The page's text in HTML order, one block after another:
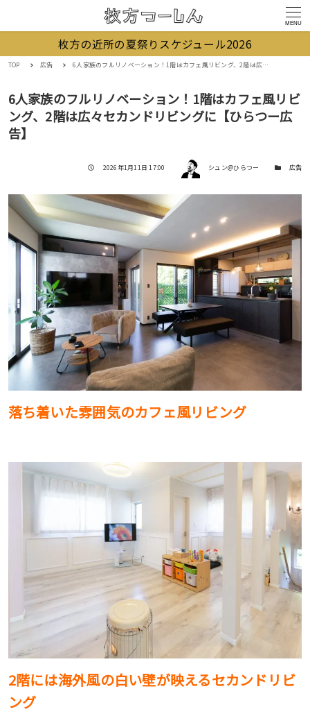
MENU
枚方の近所の夏祭りスケジュール2026
TOP 広告 6人家族のフルリノベーション！1階はカフェ風リビング、2階は広々セカンドリビングに【ひらつー広告】
6人家族のフルリノベーション！1階はカフェ風リビ
ング、2階は広々セカンドリビングに【ひらつー広
告】
投稿日
2026年1月11日 17:00 著者 シュン@ひらつー カテゴリー
広告
落ち着いた雰囲気のカフェ風リビング
2階には海外風の白い壁が映えるセカンドリビ
ング